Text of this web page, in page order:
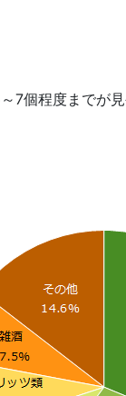
7個程度までが